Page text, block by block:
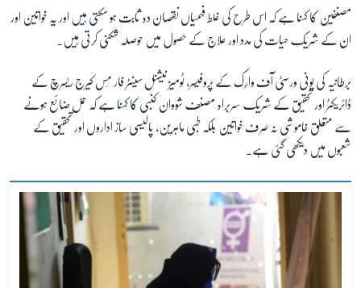
مصنفین کا کہنا ہے کہ اس طرح کی غلط فہمیاں نقصان دہ ثابت ہو سکتی ہیں اور یہ خواتین اور
ان کے شریکِ حیات کی مدد اور علاج کے حصول میں حوصلہ شکنی کرتی ہیں۔
برطانیہ کی یونی ورسٹی آف وارِک کے پروفیسر، ٹومیز نیشنل سینٹر فار مِس کیرج ریسرچ کے
ڈائریکٹر اور تحقیق کے شریک سربراہ مصنف شووان کنبی کا کہنا ہے کہ حمل ضائع ہونے
سے متعلق خاموشی نہ صرف خواتین بلکہ طبی ماہرین، پالیسی ساز اداروں اور تحقیق کے
شعبوں میں دیکھی گئی ہے۔